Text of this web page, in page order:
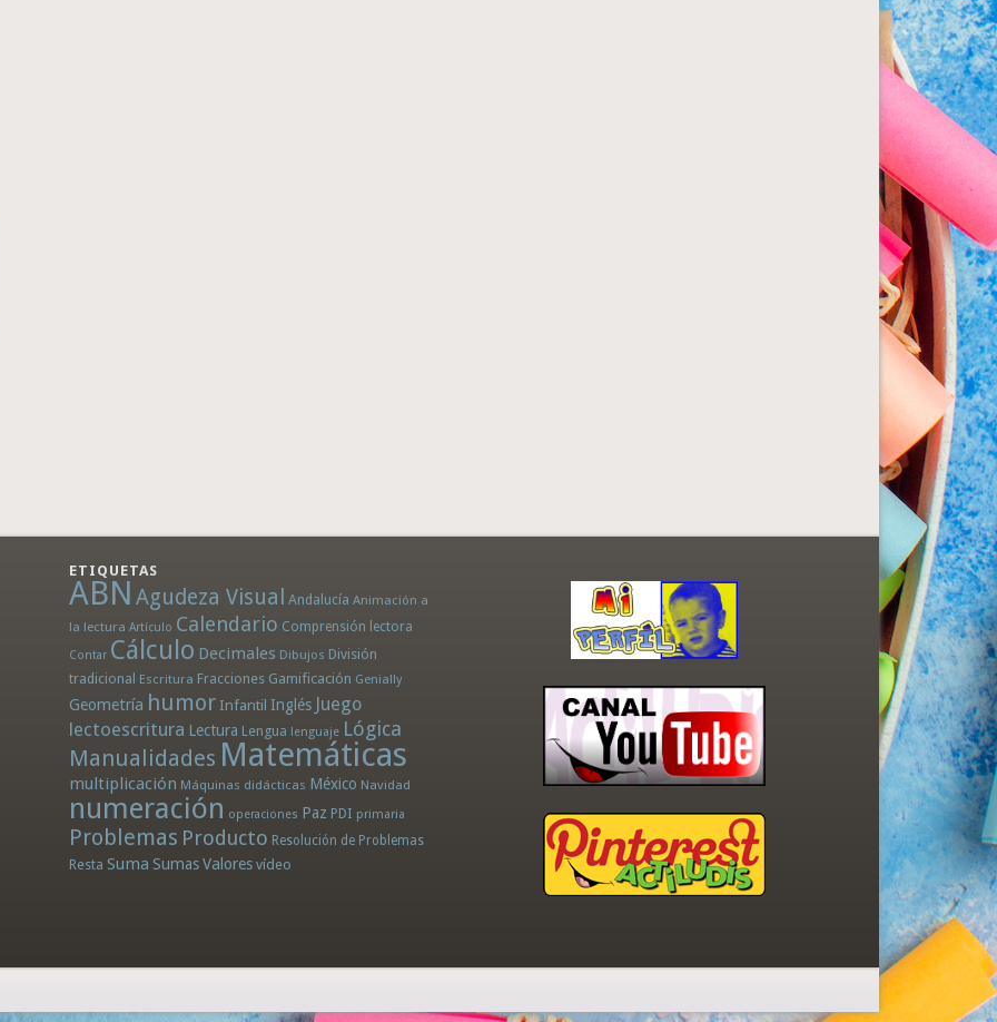
ETIQUETAS
ABN Agudeza Visual Andalucía Animación a
la lectura Artículo Calendario Comprensión lectora
Contar Cálculo Decimales Dibujos División
tradicional Escritura Fracciones Gamificación Genially
Geometría humor Infantil Inglés Juego
lectoescritura Lectura Lengua lenguaje Lógica
Manualidades Matemáticas
multiplicación Máquinas didácticas México Navidad
numeración operaciones Paz PDI primaria
Problemas Producto Resolución de Problemas
Resta Suma SumasValores vídeo